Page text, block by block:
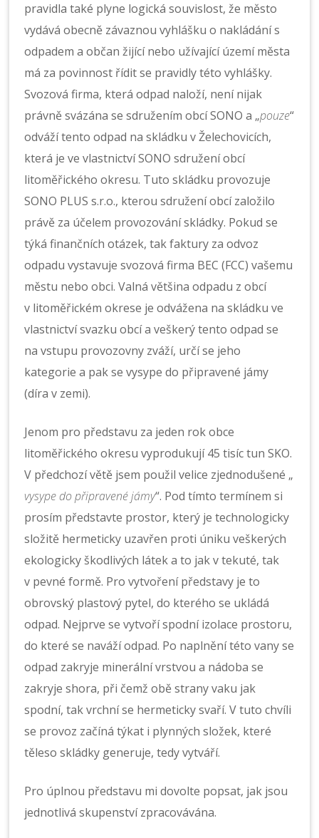
pravidla také plyne logická souvislost, že město
vydává obecně závaznou vyhlášku o nakládání s
odpadem a občan žijící nebo užívající území města
má za povinnost řídit se pravidly této vyhlášky.
Svozová firma, která odpad naloží, není nijak
právně svázána se sdružením obcí SONO a „pouze“
odváží tento odpad na skládku v Želechovicích,
která je ve vlastnictví SONO sdružení obcí
litoměřického okresu. Tuto skládku provozuje
SONO PLUS s.r.o., kterou sdružení obcí založilo
právě za účelem provozování skládky. Pokud se
týká finančních otázek, tak faktury za odvoz
odpadu vystavuje svozová firma BEC (FCC) vašemu
městu nebo obci. Valná většina odpadu z obcí
v litoměřickém okrese je odvážena na skládku ve
vlastnictví svazku obcí a veškerý tento odpad se
na vstupu provozovny zváží, určí se jeho
kategorie a pak se vysype do připravené jámy
(díra v zemi).
Jenom pro představu za jeden rok obce
litoměřického okresu vyprodukují 45 tisíc tun SKO.
V předchozí větě jsem použil velice zjednodušené „
vysype do připravené jámy“. Pod tímto termínem si
prosím představte prostor, který je technologicky
složitě hermeticky uzavřen proti úniku veškerých
ekologicky škodlivých látek a to jak v tekuté, tak
v pevné formě. Pro vytvoření představy je to
obrovský plastový pytel, do kterého se ukládá
odpad. Nejprve se vytvoří spodní izolace prostoru,
do které se naváží odpad. Po naplnění této vany se
odpad zakryje minerální vrstvou a nádoba se
zakryje shora, při čemž obě strany vaku jak
spodní, tak vrchní se hermeticky svaří. V tuto chvíli
se provoz začíná týkat i plynných složek, které
těleso skládky generuje, tedy vytváří.
Pro úplnou představu mi dovolte popsat, jak jsou
jednotlivá skupenství zpracovávána.